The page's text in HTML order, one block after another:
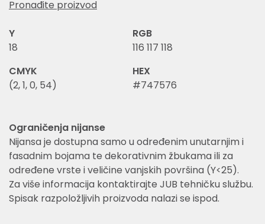
Pronađite proizvod
Y
18
RGB
116 117 118
CMYK
(2, 1, 0, 54)
HEX
#747576
Ograničenja nijanse
Nijansa je dostupna samo u određenim unutarnjim i
fasadnim bojama te dekorativnim žbukama ili za
određene vrste i veličine vanjskih površina (Y<25).
Za više informacija kontaktirajte JUB tehničku službu.
Spisak razpoložljivih proizvoda nalazi se ispod.